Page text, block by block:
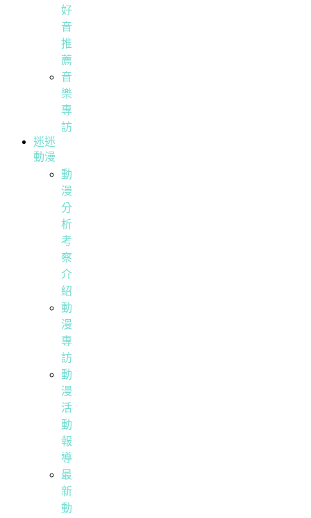
好
音
推
薦
音
樂
專
訪
迷迷
動漫
動
漫
分
析
考
察
介
紹
動
漫
專
訪
動
漫
活
動
報
導
最
新
動